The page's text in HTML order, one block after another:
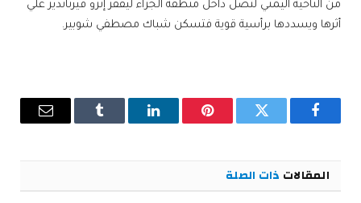
من الناحية اليمني لتصل داخل منطقة الجزاء ليقفز إنزو فيرنانديز علي
أثرها ويسددها برأسية قوية فتسكن شباك مصطفي شوبير.
فيسبوك تويتر بينتيريستلينكدإن Tumblr
البريد
المقالات ذات الصلة